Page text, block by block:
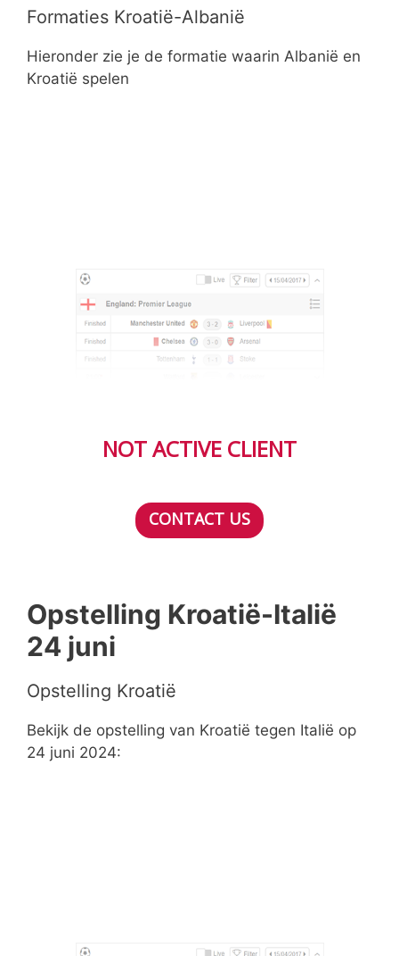
Formaties Kroatië-Albanië
Hieronder zie je de formatie waarin Albanië en
Kroatië spelen
NOT ACTIVE CLIENT
CONTACT US
Opstelling Kroatië-Italië
24 juni
Opstelling Kroatië
Bekijk de opstelling van Kroatië tegen Italië op
24 juni 2024: